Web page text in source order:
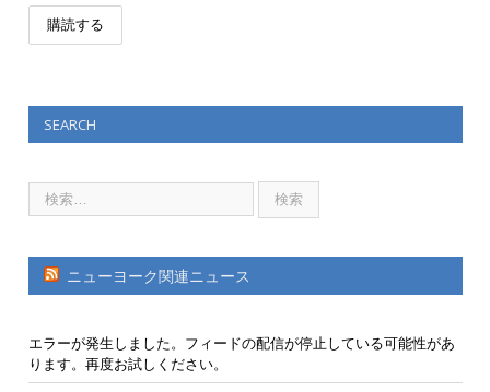
SEARCH
ニューヨーク関連ニュース
エラーが発生しました。フィードの配信が停止している可能性があ
ります。再度お試しください。